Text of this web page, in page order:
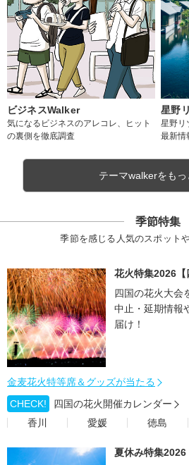
ビジネスWalker
気になるビジネスのアレコレ、ヒット
の裏側を徹底調査
星野
星野リ
最新情
テーマwalkerをもっ
季節特集
季節を感じる人気のスポット
花火特集2026【
四国の花火大会
中止・延期情報
届け！
金麦花火特等席＆グッズが当たる
CHECK!
四国の花火開催カレンダー
香川
愛媛 徳島
夏休み特集2026